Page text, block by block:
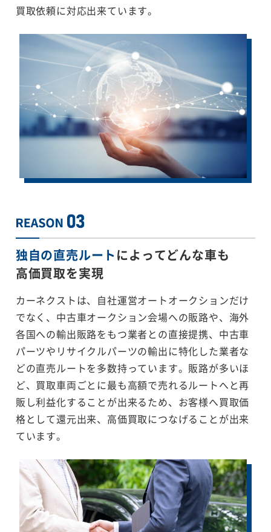
買取依頼に対応出来ています。
独自の直売ルートによってどんな車も
高価買取を実現
カーネクストは、自社運営オートオークションだけ
でなく、中古車オークション会場への販路や、海外
各国への輸出販路をもつ業者との直接提携、中古車
パーツやリサイクルパーツの輸出に特化した業者な
どの直売ルートを多数持っています。販路が多いほ
ど、買取車両ごとに最も高額で売れるルートへと再
販し利益化することが出来るため、お客様へ買取価
格として還元出来、高価買取につなげることが出来
ています。